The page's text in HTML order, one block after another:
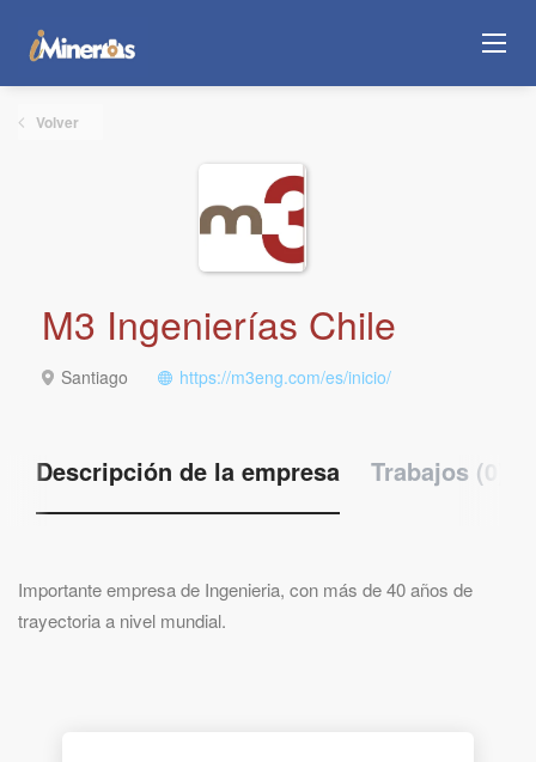
Volver
M3 Ingenierías Chile
Santiago https://m3eng.com/es/inicio/
Descripción de la empresa Trabajos (0)
Importante empresa de Ingenieria, con más de 40 años de
trayectoria a nivel mundial.